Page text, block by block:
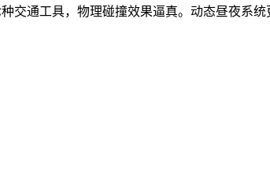
通工具，物理碰撞效果逼真。动态昼夜系